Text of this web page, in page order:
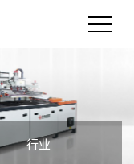
行业